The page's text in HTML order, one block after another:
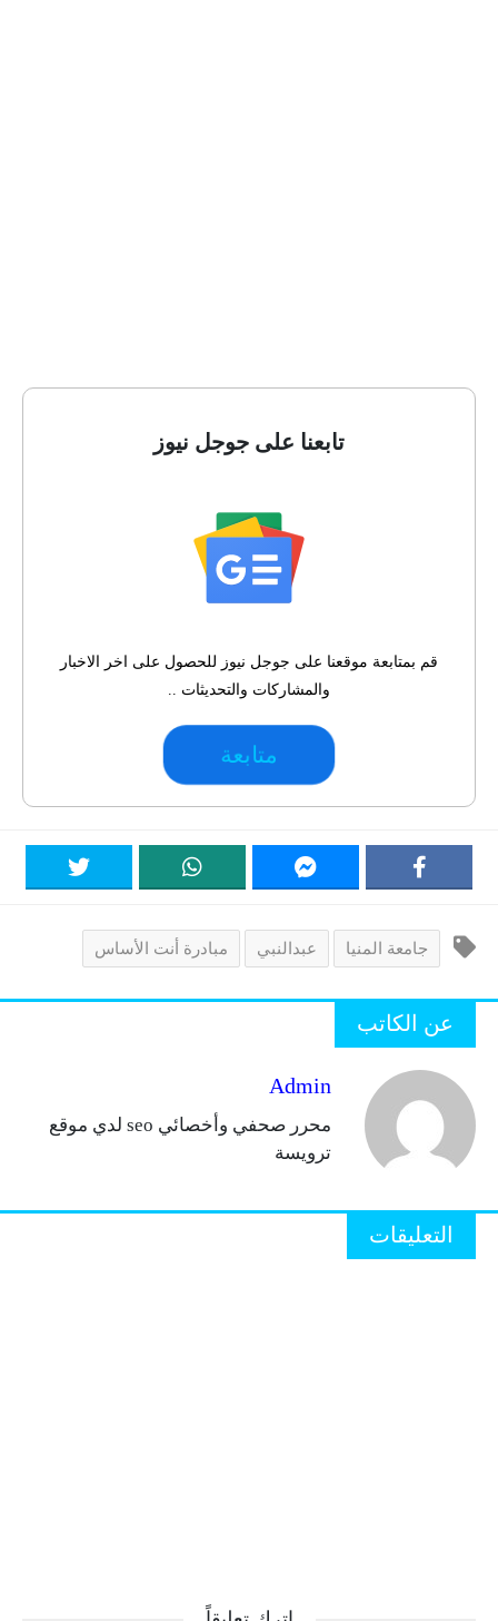
تابعنا على جوجل نيوز
قم بمتابعة موقعنا على جوجل نيوز للحصول على اخر الاخبار
والمشاركات والتحديثات ..
متابعة
جامعة المنيا عبدالنبي مبادرة أنت الأساس
عن الكاتب
Admin
محرر صحفي وأخصائي seo لدي موقع
ترويسة
التعليقات